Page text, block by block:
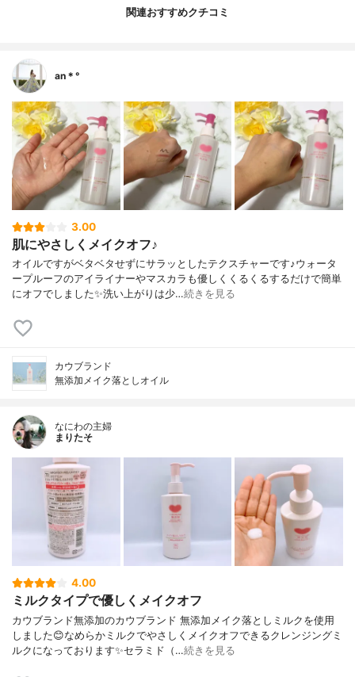
関連おすすめクチコミ
an＊°
3.00
肌にやさしくメイクオフ♪
オイルですがベタベタせずにサラッとしたテクスチャーです♪ウォータ
ープルーフのアイライナーやマスカラも優しくくるくるするだけで簡単
にオフでしました✨洗い上がりは少…続きを見る
カウブランド
無添加メイク落としオイル
なにわの主婦
まりたそ
4.00
ミルクタイプで優しくメイクオフ
カウブランド無添加のカウブランド 無添加メイク落としミルクを使用
しました😊なめらかミルクでやさしくメイクオフできるクレンジングミ
ルクになっております✨セラミド（…続きを見る